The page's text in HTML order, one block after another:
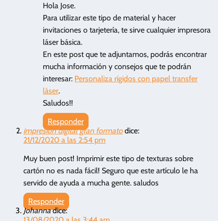
Hola Jose.
Para utilizar este tipo de material y hacer
invitaciones o tarjetería, te sirve cualquier impresora
láser básica.
En este post que te adjuntamos, podrás encontrar
mucha información y consejos que te podrán
interesar: Personaliza rígidos con papel transfer
láser.
Saludos!!
Responder
impresión digital gran formato dice:
21/12/2020 a las 2:54 pm
Muy buen post! Imprimir este tipo de texturas sobre
cartón no es nada fácil! Seguro que este artículo le ha
servido de ayuda a mucha gente. saludos
Responder
Johanna dice: